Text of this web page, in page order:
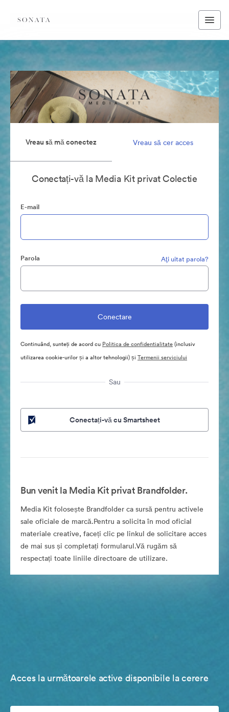
Vreau să mă conectez Vreau să cer acces
Conectați-vă la Media Kit privat Colectie
E-mail
Parola Aţi uitat parola?
Continuând, sunteți de acord cu Politica de confidentialitate(inclusiv
utilizarea cookie-urilor și a altor tehnologii) și Termenii serviciului
Sau
Conectați-vă cu Smartsheet
Bun venit la Media Kit privat Brandfolder.
Media Kit folosește Brandfolder ca sursă pentru activele
sale oficiale de marcă.Pentru a solicita în mod oficial
materiale creative, faceți clic pe linkul de solicitare acces
de mai sus și completați formularul.Vă rugăm să
respectați toate liniile directoare de utilizare.
Acces la următoarele active disponibile la cerere